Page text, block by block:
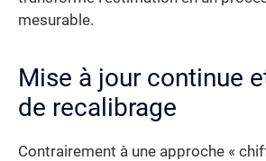
mesurable.
Mise à jour continue
de recalibrage
Contrairement à une approche «